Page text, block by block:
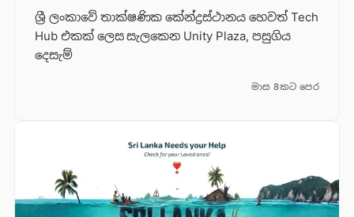
ශ්‍රී ලංකාවේ තාක්ෂණික කේන්ද්‍රස්ථානය හෙවත් Tech
Hub එකක් ලෙස සැලකෙන Unity Plaza, පසුගිය
දෙසැම්
මාස 8කට පෙර